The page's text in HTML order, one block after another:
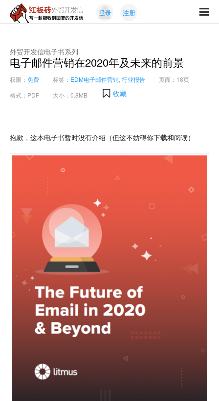
红
砖
外
贸
开
发
信
封
能
到
回
发
信
登录 注册
外贸开发信电子书系列
电子邮件营销在2020年及未来的前景
权限： 免费 标签： EDM电子邮件营销 行业报告
页面：18页
格式：PDF
大小：0.8MB 收藏
抱歉，这本电子书暂时没有介绍（但这不妨碍你下载和阅读）